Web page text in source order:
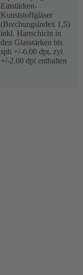
Einstärken-
Kunststoffgläser
(Brechungsindex 1,5)
inkl. Hartschicht in
den Glasstärken bis
sph +/-6.00 dpt, zyl
+/-2.00 dpt enthalten